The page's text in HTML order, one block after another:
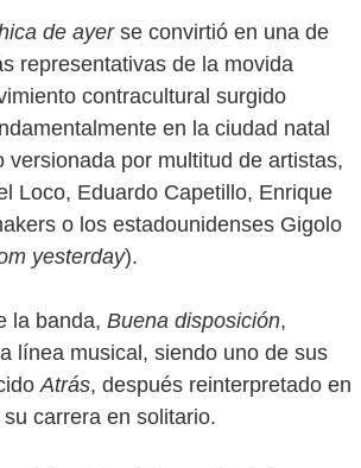
de ayerse convirtió en una de
representativas de la movida
contracultural surgido
en la ciudad natal
versionada por multitud de artistas,
Loco, Eduardo Capetillo, Enrique
o los estadounidenses Gigolo
yesterday).
la banda, Buena disposición,
línea musical, siendo uno de sus
Atrás, después reinterpretado en
carrera en solitario.